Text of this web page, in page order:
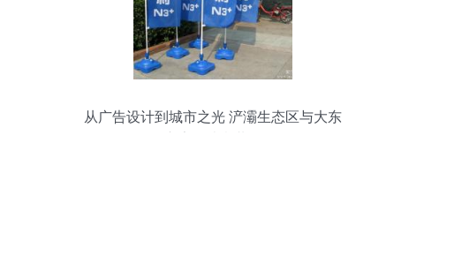
从广告设计到城市之光 浐灞生态区与大东